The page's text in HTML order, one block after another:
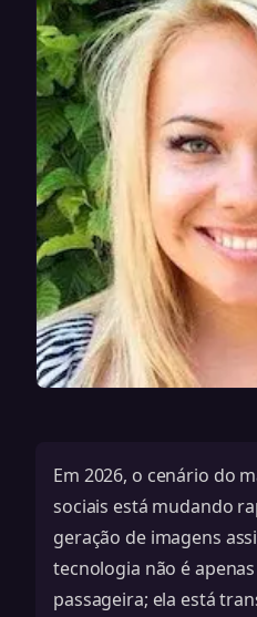
Em 2026, o cenário do
sociais está mudando
geração de imagens
tecnologia não é
passageira; ela está